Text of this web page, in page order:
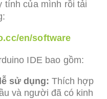
tính của mình rồi tải
en/software
IDE bao gồm:
sử dụng: Thích hợp
và người đã có kinh